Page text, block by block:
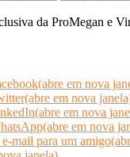
da ProMegan e
em nova
em nova
em nova
em nova
mail para um